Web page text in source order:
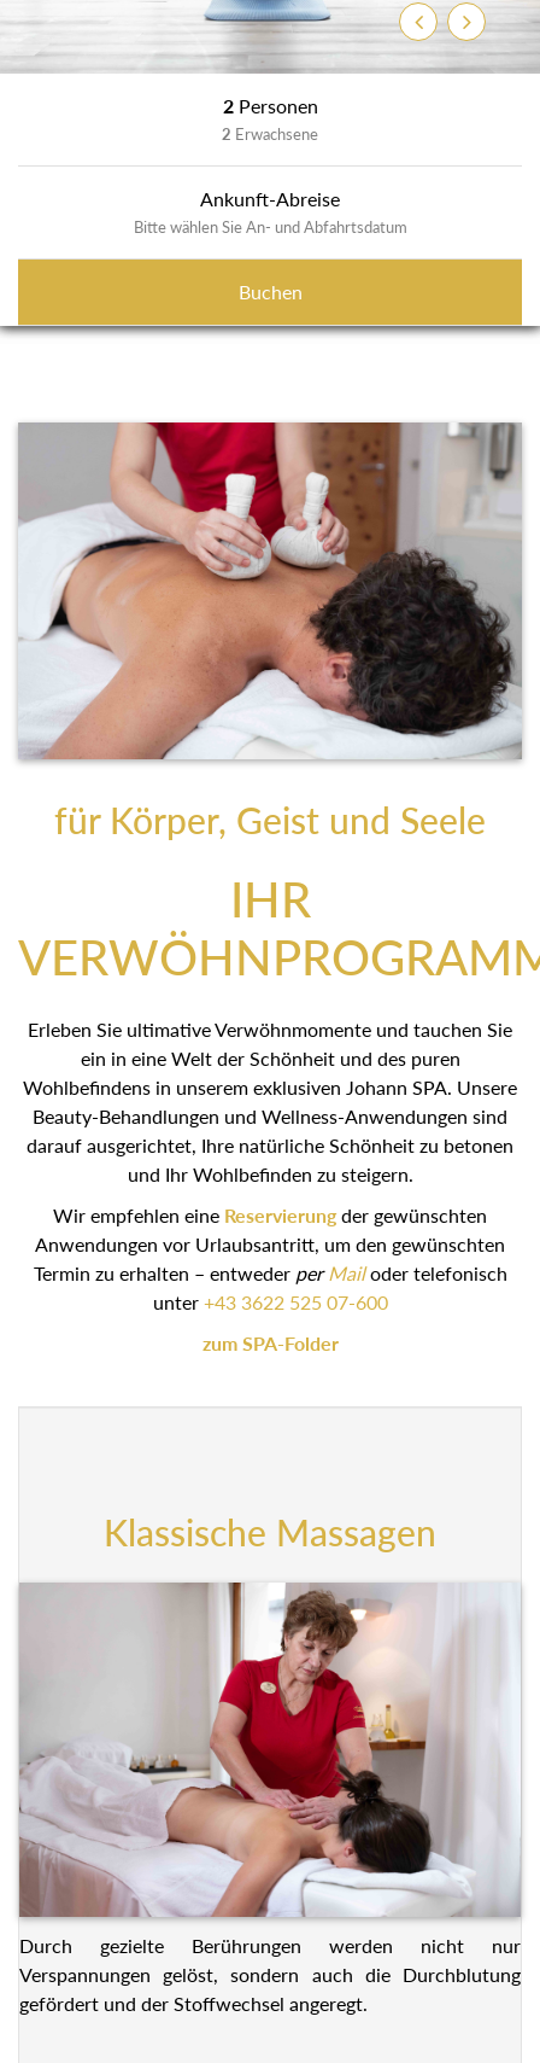
ZurückWeiter
2 Personen
2 Erwachsene
Ankunft-Abreise
Bitte wählen Sie An- und Abfahrtsdatum
Buchen
für Körper, Geist und Seele
IHR
Erleben Sie ultimative Verwöhnmomente und tauchen Sie
ein in eine Welt der Schönheit und des puren
Wohlbefindens in unserem exklusiven Johann SPA.
Unsere Beauty-Behandlungen und Wellness-
Anwendungen sind darauf ausgerichtet, Ihre natürliche
Schönheit zu betonen und Ihr Wohlbefinden zu steigern.
Wir empfehlen eineReservierungder gewünschten
Anwendungen vor Urlaubsantritt, um den gewünschten
Termin zu erhalten – entweder perMailoder telefonisch
unter +43 3622 525 07-600
zum SPA-Folder
Klassische Massagen
Durch gezielte Berührungen werden nicht nur
Verspannungen gelöst, sondern auch die Durchblutung
gefördert und der Stoffwechsel angeregt.